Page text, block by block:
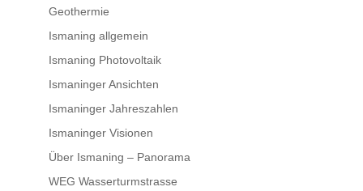
Geothermie
Ismaning allgemein
Ismaning Photovoltaik
Ismaninger Ansichten
Ismaninger Jahreszahlen
Ismaninger Visionen
Über Ismaning – Panorama
WEG Wasserturmstrasse